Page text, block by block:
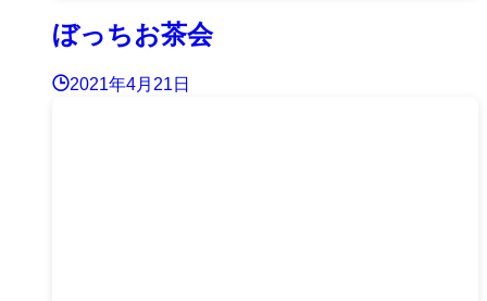
ぼっちお茶会
2021年4月21日